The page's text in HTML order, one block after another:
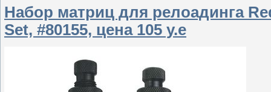
Набор матриц для релоадинга
Set, #80155, цена 105 у.е